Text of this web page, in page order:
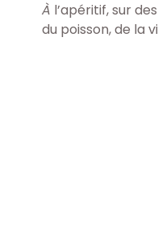
À l’apéritif, sur
du poisson, de la